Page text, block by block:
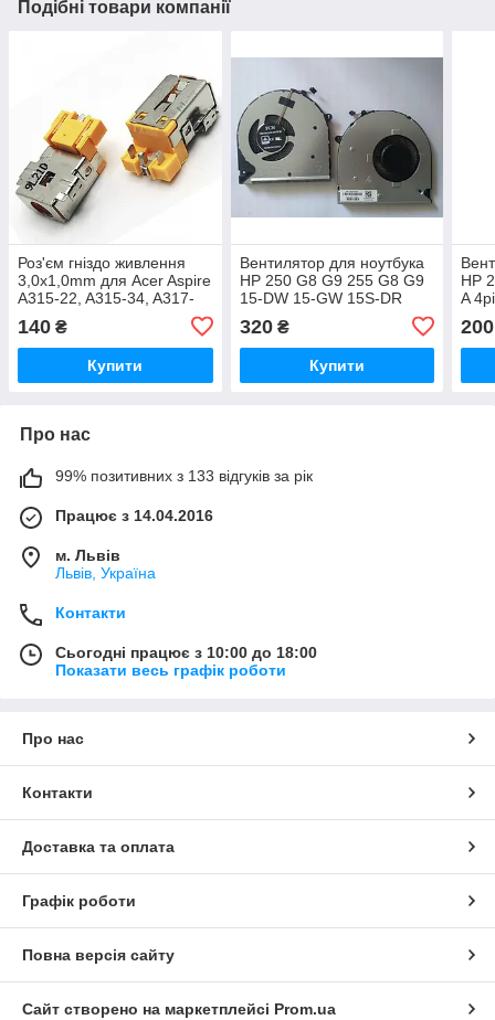
Подібні товари компанії
Роз'єм гніздо живлення
3,0x1,0mm для Acer Aspire
A315-22, A315-34, A317-
A515-56
140 ₴
Купити
Вентилятор для ноутбука
HP 250 G8 G9 255 G8 G9
15-DW 15-GW 15S-DR
15S-DU 15S-DY 15S-GR
15S-DW 5V 0.5A 4pin
320₴
Купити
HP
A
200
Про нас
99% позитивних з 133 відгуків за рік
Працює з 14.04.2016
м. Львів
Львів, Україна
Контакти
Сьогодні працює з 10:00 до 18:00
Показати весь графік роботи
Про нас
Контакти
Доставка та оплата
Графік роботи
Повна версія сайту
Сайт створено на маркетплейсі Prom.ua